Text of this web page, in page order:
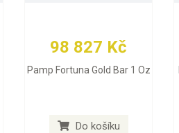
98 827 Kč
Pamp Fortuna Gold Bar 1 Oz
Do košíku